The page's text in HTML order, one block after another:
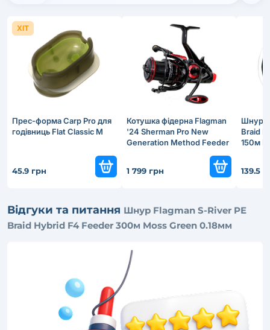
ХІТ
Прес-форма Carp Pro для
годівниць Flat Classic M
45.9 грн
Котушка фідерна Flagman
'24 Sherman Pro New
Generation Method Feeder
1 799 грн
Шнур
Braid
150м
139.5
Відгуки та питання Шнур Flagman S-River PE
Braid Hybrid F4 Feeder 300м Moss Green 0.18мм